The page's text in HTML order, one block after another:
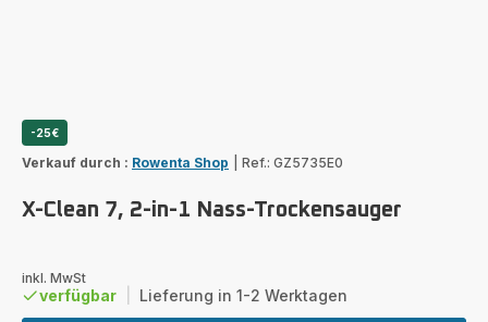
-25€
Verkauf durch : Rowenta Shop Ref.: GZ5735E0
X-Clean 7, 2-in-1 Nass-Trockensauger
inkl. MwSt
verfügbar Lieferung in 1-2 Werktagen